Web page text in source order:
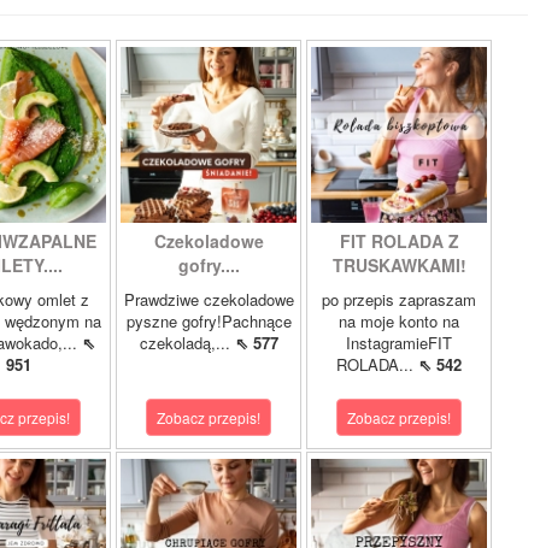
omlet z
wędzonym na
⇖
951
przepis!
Czekoladowe
gofry....
Prawdziwe czekoladowe
pyszne gofry!Pachnące
czekoladą,... ⇖ 577
Zobacz przepis!
FIT ROLADA Z
TRUSKAWKAMI!
po przepis zapraszam
na moje konto na
InstagramieFIT
ROLADA... ⇖ 542
Zobacz przepis!